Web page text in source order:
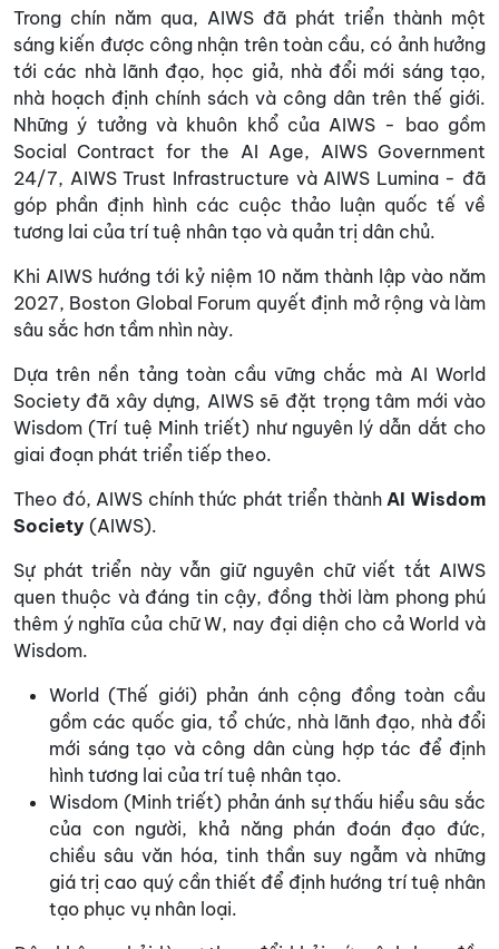
Trong chín năm qua, AIWS đã phát triển thành một
sáng kiến được công nhận trên toàn cầu, có ảnh hưởng
tới các nhà lãnh đạo, học giả, nhà đổi mới sáng tạo,
nhà hoạch định chính sách và công dân trên thế giới.
Những ý tưởng và khuôn khổ của AIWS - bao gồm
Social Contract for the AI Age, AIWS Government
24/7, AIWS Trust Infrastructure và AIWS Lumina - đã
góp phần định hình các cuộc thảo luận quốc tế về
tương lai của trí tuệ nhân tạo và quản trị dân chủ.
Khi AIWS hướng tới kỷ niệm 10 năm thành lập vào năm
2027, Boston Global Forum quyết định mở rộng và làm
sâu sắc hơn tầm nhìn này.
Dựa trên nền tảng toàn cầu vững chắc mà AI World
Society đã xây dựng, AIWS sẽ đặt trọng tâm mới vào
Wisdom (Trí tuệ Minh triết) như nguyên lý dẫn dắt cho
giai đoạn phát triển tiếp theo.
Theo đó, AIWS chính thức phát triển thànhAI Wisdom
Society (AIWS).
Sự phát triển này vẫn giữ nguyên chữ viết tắt AIWS
quen thuộc và đáng tin cậy, đồng thời làm phong phú
thêm ý nghĩa của chữ W, nay đại diện cho cả World và
Wisdom.
World (Thế giới) phản ánh cộng đồng toàn cầu
gồm các quốc gia, tổ chức, nhà lãnh đạo, nhà đổi
mới sáng tạo và công dân cùng hợp tác để định
hình tương lai của trí tuệ nhân tạo.
Wisdom (Minh triết) phản ánh sự thấu hiểu sâu sắc
của con người, khả năng phán đoán đạo đức,
chiều sâu văn hóa, tinh thần suy ngẫm và những
giá trị cao quý cần thiết để định hướng trí tuệ nhân
tạo phục vụ nhân loại.